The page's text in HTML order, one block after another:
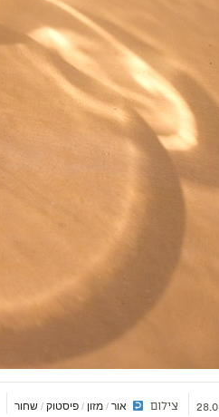
צילום אור/ מזון / פיסטוק/ שחור